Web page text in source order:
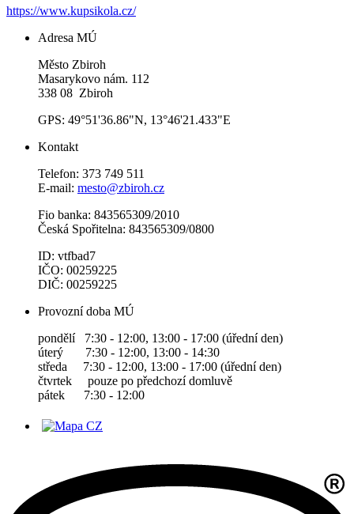
https://www.kupsikola.cz/
Adresa MÚ
Město Zbiroh
Masarykovo nám. 112
338 08 Zbiroh
GPS: 49°51'36.86"N, 13°46'21.433"E
Kontakt
Telefon: 373 749 511
E-mail: mesto@zbiroh.cz
Fio banka: 843565309/2010
Česká Spořitelna: 843565309/0800
ID: vtfbad7
IČO: 00259225
DIČ: 00259225
Provozní doba MÚ
pondělí 7:30 - 12:00, 13:00 - 17:00 (úřední den)
úterý 7:30 - 12:00, 13:00 - 14:30
středa 7:30 - 12:00, 13:00 - 17:00 (úřední den)
čtvrtek pouze po předchozí domluvě
pátek 7:30 - 12:00